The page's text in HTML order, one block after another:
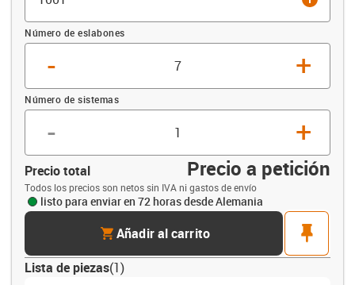
Número de eslabones
- +
Número de sistemas
- +
Precio total Precio a petición
Todos los precios son netos sin IVA ni gastos de envío
listo para enviar en 72 horas desde Alemania
cartAñadir al carrito
pin
Lista de piezas(1)